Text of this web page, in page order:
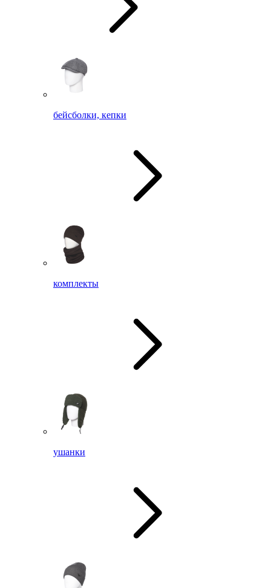
бейсболки, кепки
комплекты
ушанки